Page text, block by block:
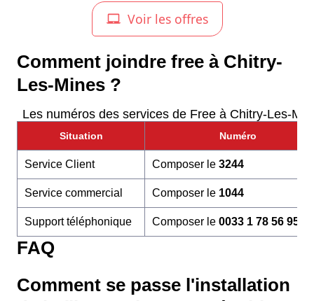
Comment joindre free à Chitry-
Les-Mines ?
Les numéros des services de Free à Chitry-Les-
Situation Numéro
Service Client Composer le 3244
Service commercial Composer le 1044
Support téléphonique Composer le 0033 1 78 56 95 60
FAQ
Comment se passe l'installation